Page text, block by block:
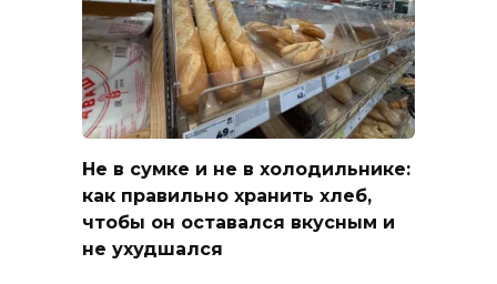
Не в сумке и не в холодильнике:
как правильно хранить хлеб,
чтобы он оставался вкусным и
не ухудшался